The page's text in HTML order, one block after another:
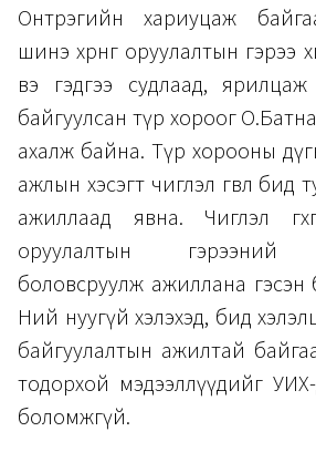
Онтрэгийн хариуцаж
шинэ хөрөнгө оруулалтын
вэ гэдгээ судлаад,
байгуулсан түр хороог
ахалж байна. Түр хорооны
ажлын хэсэгт чиглэл өгвөл бид
ажиллаад явна. Чиглэл
оруулалтын гэрээний
боловсруулж ажиллана
Ний нуугүй хэлэхэд, бид
байгуулалтын ажилтай
тодорхой мэдээллүүдийг
боломжгүй.